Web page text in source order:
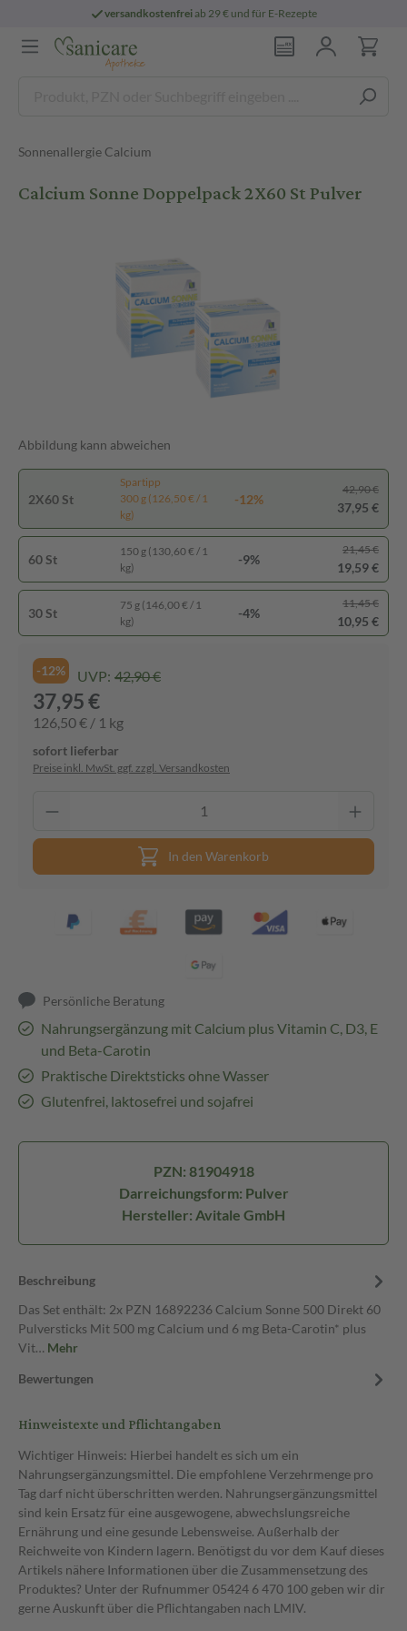
versandkostenfreiab 29 € und für E-Rezepte
Sonnenallergie Calcium
Calcium Sonne Doppelpack 2X60 St Pulver
Abbildung kann abweichen
2X60 St
Spartipp
300 g (126,50 € / 1
kg)
-12%
42,90 €
37,95 €
60 St
150 g (130,60 € / 1
kg)
-9%
21,45 €
19,59 €
30 St
75 g (146,00 € / 1
kg)
-4%
11,45 €
10,95 €
-12% UVP: 42,90 €
37,95 €
126,50 € / 1 kg
sofort lieferbar
Preise inkl. MwSt. ggf. zzgl. Versandkosten
In den Warenkorb
Persönliche Beratung
Nahrungsergänzung mit Calcium plus Vitamin C, D3, E
und Beta-Carotin
Praktische Direktsticks ohne Wasser
Glutenfrei, laktosefrei und sojafrei
PZN: 81904918
Darreichungsform: Pulver
Hersteller: Avitale GmbH
Beschreibung
Das Set enthält: 2x PZN 16892236 Calcium Sonne 500 Direkt 60
Pulversticks Mit 500 mg Calcium und 6 mg Beta-Carotin* plus
Vit… Mehr
Bewertungen
Hinweistexte und Pflichtangaben
Wichtiger Hinweis: Hierbei handelt es sich um ein
Nahrungsergänzungsmittel. Die empfohlene Verzehrmenge pro
Tag darf nicht überschritten werden. Nahrungsergänzungsmittel
sind kein Ersatz für eine ausgewogene, abwechslungsreiche
Ernährung und eine gesunde Lebensweise. Außerhalb der
Reichweite von Kindern lagern. Benötigst du vor dem Kauf dieses
Artikels nähere Informationen über die Zusammensetzung des
Produktes? Unter der Rufnummer 05424 6 470 100 geben wir dir
gerne Auskunft über die Pflichtangaben nach LMIV.